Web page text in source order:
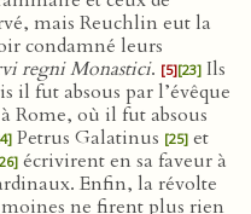
mais Reuchlin eut la
condamné leurs
regni Monastici. [5][23] Ils
il fut absous par l’évêque
Rome, où il fut absous
Petrus Galatinus [25] et
écrivirent en sa faveur à
Enfin, la révolte
ne firent plus rien